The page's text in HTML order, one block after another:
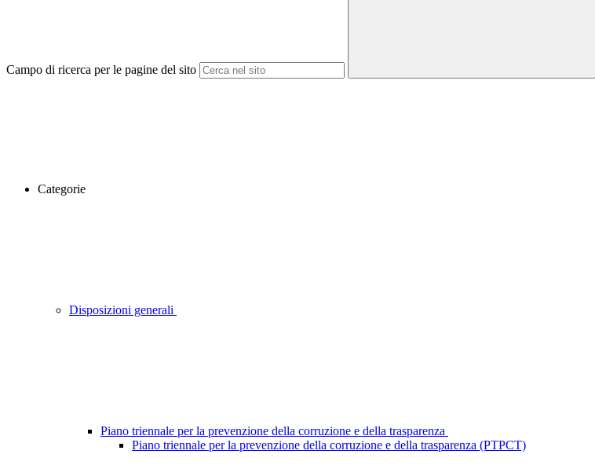
Campo di ricerca per le pagine del sito
Categorie
Disposizioni generali
Piano triennale per la prevenzione della corruzione e della trasparenza
Piano triennale per la prevenzione della corruzione e della trasparenza (PTPCT)